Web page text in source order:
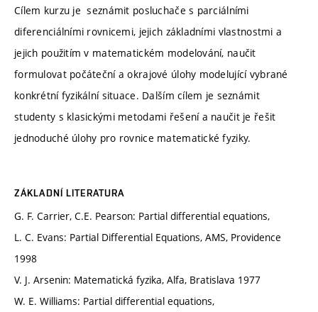
Cílem kurzu je seznámit posluchače s parciálními
diferenciálními rovnicemi, jejich základními vlastnostmi a
jejich použitím v matematickém modelování, naučit
formulovat počáteční a okrajové úlohy modelující vybrané
konkrétní fyzikální situace. Dalším cílem je seznámit
studenty s klasickými metodami řešení a naučit je řešit
jednoduché úlohy pro rovnice matematické fyziky.
ZÁKLADNÍ LITERATURA
G. F. Carrier, C.E. Pearson: Partial differential equations,
L. C. Evans: Partial Differential Equations, AMS, Providence
1998
V. J. Arsenin: Matematická fyzika, Alfa, Bratislava 1977
W. E. Williams: Partial differential equations,